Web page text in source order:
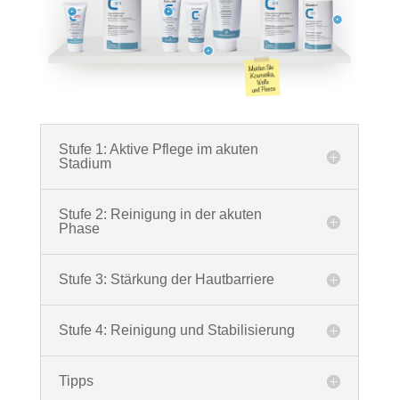
Stufe 1: Aktive Pflege im akuten
Stadium
Stufe 2: Reinigung in der akuten
Phase
Stufe 3: Stärkung der Hautbarriere
Stufe 4: Reinigung und Stabilisierung
Tipps